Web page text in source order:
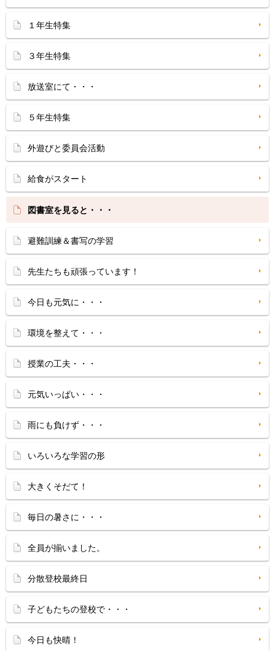
１年生特集
３年生特集
放送室にて・・・
５年生特集
外遊びと委員会活動
給食がスタート
図書室を見ると・・・
避難訓練＆書写の学習
先生たちも頑張っています！
今日も元気に・・・
環境を整えて・・・
授業の工夫・・・
元気いっぱい・・・
雨にも負けず・・・
いろいろな学習の形
大きくそだて！
毎日の暑さに・・・
全員が揃いました。
分散登校最終日
子どもたちの登校で・・・
今日も快晴！